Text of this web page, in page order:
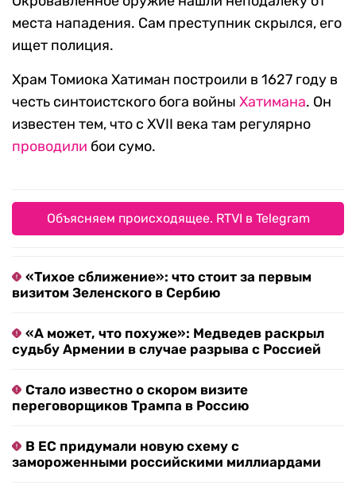
места нападения. Сам преступник скрылся, его
ищет полиция.
Храм Томиока Хатиман построили в 1627 году в
честь синтоистского бога войны Хатимана. Он
известен тем, что с XVII века там регулярно
проводили бои сумо.
Объясняем происходящее. RTVI в Telegram
«Тихое сближение»: что стоит за первым
визитом Зеленского в Сербию
«А может, что похуже»: Медведев раскрыл
судьбу Армении в случае разрыва с Россией
Стало известно о скором визите
переговорщиков Трампа в Россию
В ЕС придумали новую схему с
замороженными российскими миллиардами